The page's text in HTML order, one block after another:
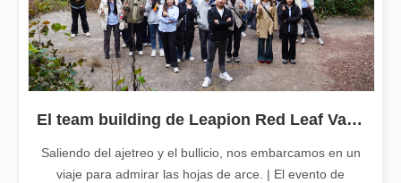
El team building de Leapion Red Leaf Valley ha llegado a una conclusión exitosa
Saliendo del ajetreo y el bullicio, nos embarcamos en un
viaje para admirar las hojas de arce. | El evento de